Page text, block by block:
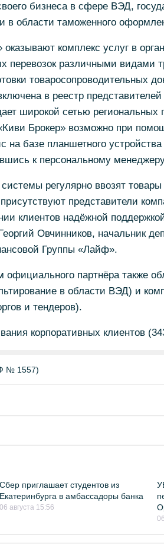
бизнеса в сфере ВЭД,
в области таможенного
комплекс услуг в
перевозок различными видами
товаросопроводительных
в реестр
широкой сетью региональных
Брокер» возможно при
на базе планшетного
к персональному
регулярно ввозят
представители
клиентов надёжной
Овчинников, начальник
Группы «Лайф».
официального партнёра также
в области ВЭД) и
и тендеров).
корпоративных клиентов
№ 1557)
Сбер приглашает студентов из
Екатеринбурга в амбассадоры банка
06 августа 15:56